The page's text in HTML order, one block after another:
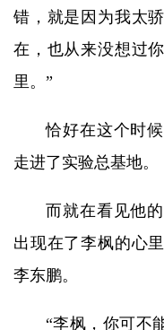
错，就是因为我太
在，也从来没想过
里。”
恰好在这个时
走进了实验总基地。
而就在看见他
出现在了李枫的心
李东鹏。
“李枫，你可不